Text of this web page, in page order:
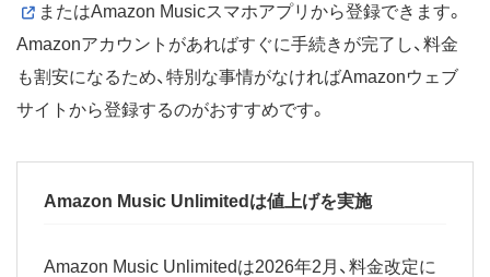
またはAmazon Musicスマホアプリから登録できます。
Amazonアカウントがあればすぐに手続きが完了し、料金
も割安になるため、特別な事情がなければAmazonウェブ
サイトから登録するのがおすすめです。
Amazon Music Unlimitedは値上げを実施
Amazon Music Unlimitedは2026年2月、料金改定に